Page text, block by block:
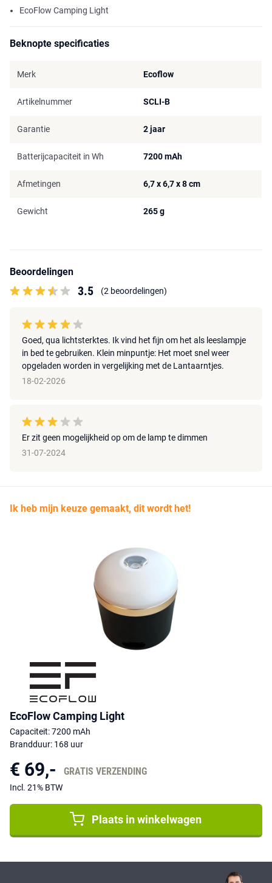
EcoFlow Camping Light
Beknopte specificaties
Merk Ecoflow
Artikelnummer SCLI-B
Garantie 2 jaar
Batterijcapaciteit in Wh 7200 mAh
Afmetingen 6,7 x 6,7 x 8 cm
Gewicht 265 g
Beoordelingen
3.5 (2 beoordelingen)
Goed, qua lichtsterktes. Ik vind het fijn om het als leeslampje
in bed te gebruiken. Klein minpuntje: Het moet snel weer
opgeladen worden in vergelijking met de Lantaarntjes.
18-02-2026
Er zit geen mogelijkheid op om de lamp te dimmen
31-07-2024
Ik heb mijn keuze gemaakt, dit wordt het!
EcoFlow Camping Light
Capaciteit: 7200 mAh
Brandduur: 168 uur
€ 69,- GRATIS VERZENDING
Incl. 21% BTW
Plaats in winkelwagen